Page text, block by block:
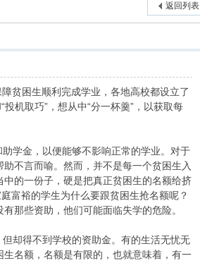
返回列表
贫困生顺利完成学业，各地高校都设立了
机取巧”，想从中“分一杯羹”，以获取每
学金，以便能够不影响正常的学业。对于
不言而喻。然而，并不是每一个贫困生入
的一份子，硬是把真正贫困生的名额给挤
富裕的学生为什么要跟贫困生抢名额呢？
那些资助，他们可能面临失学的危险。
却得不到学校的资助金。有的生活无忧无
名额，名额是有限的，也就意味着，有一